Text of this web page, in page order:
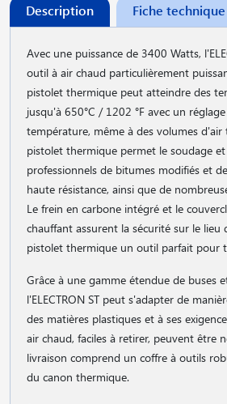
Description Fiche technique
Avec une puissance de 3400 Watts,
outil à air chaud particulièrement
pistolet thermique peut atteindre des
jusqu'à 650°C / 1202 °F avec un
température, même à des volumes d'air
pistolet thermique permet le soudage
professionnels de bitumes modifiés et
haute résistance, ainsi que de
Le frein en carbone intégré et le
chauffant assurent la sécurité sur le
pistolet thermique un outil parfait pour
Grâce à une gamme étendue de buses
l'ELECTRON ST peut s'adapter de
des matières plastiques et à ses
air chaud, faciles à retirer, peuvent être
livraison comprend un coffre à outils
du canon thermique.